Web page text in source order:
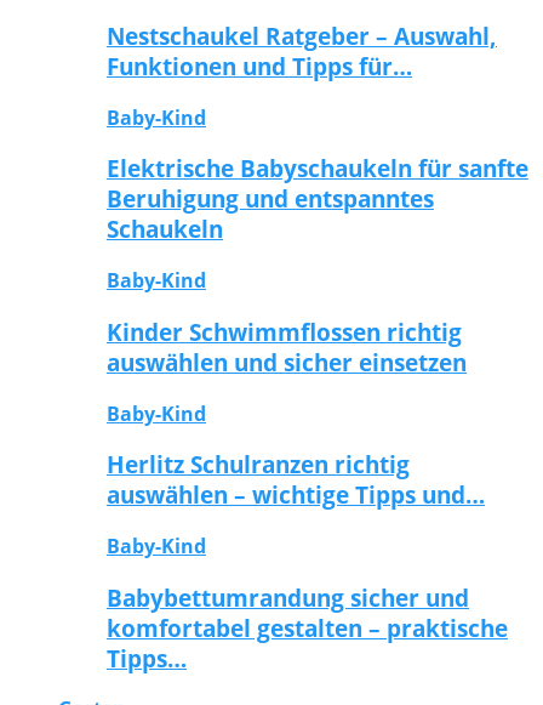
Nestschaukel Ratgeber – Auswahl,
Funktionen und Tipps für…
Baby-Kind
Elektrische Babyschaukeln für sanfte
Beruhigung und entspanntes
Schaukeln
Baby-Kind
Kinder Schwimmflossen richtig
auswählen und sicher einsetzen
Baby-Kind
Herlitz Schulranzen richtig
auswählen – wichtige Tipps und…
Baby-Kind
Babybettumrandung sicher und
komfortabel gestalten – praktische
Tipps…